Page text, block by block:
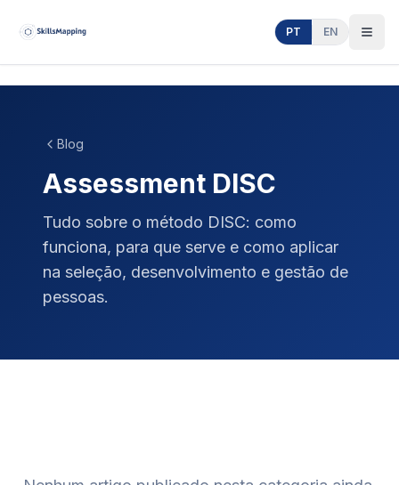
PT EN
Blog
Assessment DISC
Tudo sobre o método DISC: como
funciona, para que serve e como aplicar
na seleção, desenvolvimento e gestão de
pessoas.